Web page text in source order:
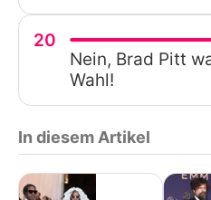
20
Nein, Brad Pitt
Wahl!
In diesem Artikel